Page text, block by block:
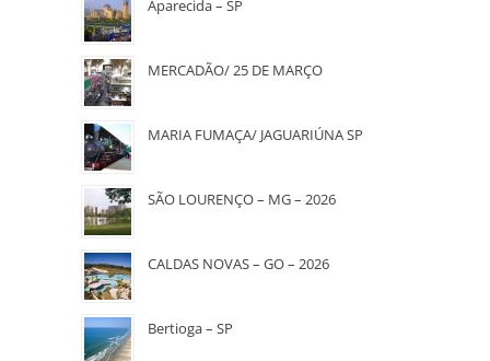
Aparecida – SP
MERCADÃO/ 25 DE MARÇO
MARIA FUMAÇA/ JAGUARIÚNA SP
SÃO LOURENÇO – MG – 2026
CALDAS NOVAS – GO – 2026
Bertioga – SP